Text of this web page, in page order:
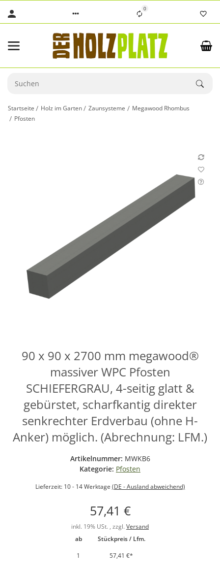
0
Startseite Holz im Garten Zaunsysteme
Megawood Rhombus
Pfosten
90 x 90 x 2700 mm megawood®
massiver WPC Pfosten
SCHIEFERGRAU, 4-seitig glatt &
gebürstet, scharfkantig direkter
senkrechter Erdverbau (ohne H-
Anker) möglich. (Abrechnung: LFM.)
Artikelnummer: MWKB6
Kategorie: Pfosten
Lieferzeit: 10 - 14 Werktage (DE - Ausland abweichend)
57,41 €
inkl. 19% USt. , zzgl. Versand
ab
Stückpreis / Lfm.
1
57,41 €*